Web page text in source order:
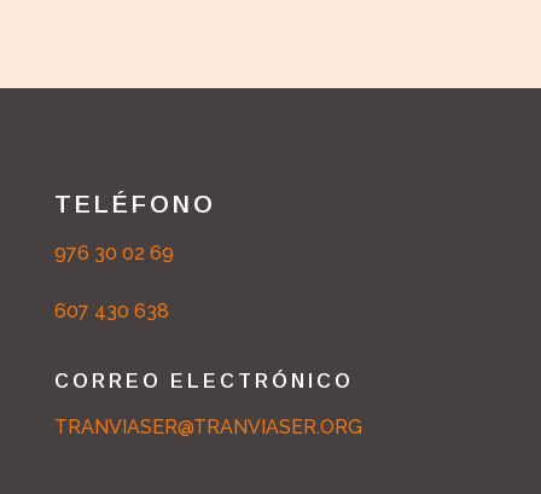
TELÉFONO
976 30 02 69
607 430 638
CORREO ELECTRÓNICO
TRANVIASER@TRANVIASER.ORG